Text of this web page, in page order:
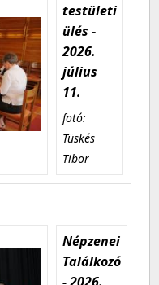
testületi
ülés -
2026.
július
11.
fotó:
Tüskés
Tibor
Népzenei
Találkozó